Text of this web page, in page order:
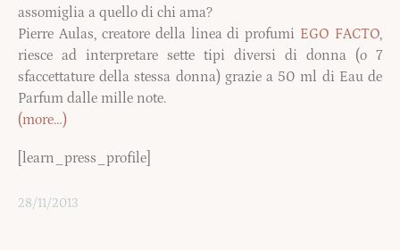
assomiglia a quello di chi ama?
Pierre Aulas, creatore della linea di profumi EGO FACTO,
riesce ad interpretare sette tipi diversi di donna (o 7
sfaccettature della stessa donna) grazie a 50 ml di Eau de
Parfum dalle mille note.
(more…)
[learn_press_profile]
28/11/2013